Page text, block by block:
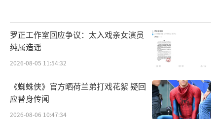
罗正工作室回应争议：太入戏亲女演员
纯属造谣
2026-08-05 11:54:32
《蜘蛛侠》官方晒荷兰弟打戏花絮 疑回
应替身传闻
2026-08-06 10:47:34